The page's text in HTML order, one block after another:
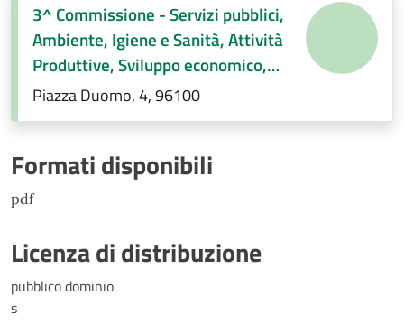
3^ Commissione - Servizi pubblici,
Ambiente, Igiene e Sanità, Attività
Produttive, Sviluppo economico,
Regolamenti di competenza.
Piazza Duomo, 4, 96100
Formati disponibili
pdf
Licenza di distribuzione
pubblico dominio
s